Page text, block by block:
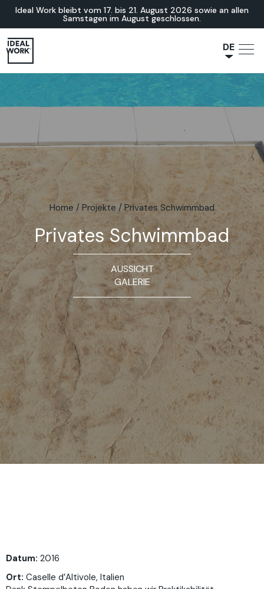
Ideal Work bleibt vom 17. bis 21. August 2026 sowie an allen
Samstagen im August geschlossen.
DE
JA
IT
ES
Home / Projekte / Privates Schwimmbad
Privates Schwimmbad
AUSSICHT
GALERIE
Datum: 2016
Ort: Caselle d’Altivole, Italien